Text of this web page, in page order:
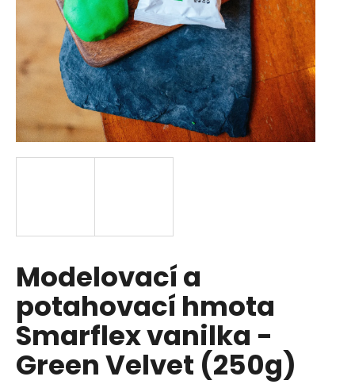
Modelovací a
potahovací hmota
Smarflex vanilka -
Green Velvet (250g)
j
í
t
o
p
o
r
u
č
u